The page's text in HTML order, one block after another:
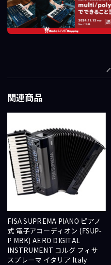
関連商品
FISA SUPREMA PIANO ピアノ
式 電子アコーディオン (FSUP-
P MBK) AERO DIGITAL
INSTRUMENT コルグ フィサ
スプレーマ イタリア Italy